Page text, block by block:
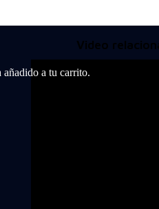
añadido a tu carrito.
Video